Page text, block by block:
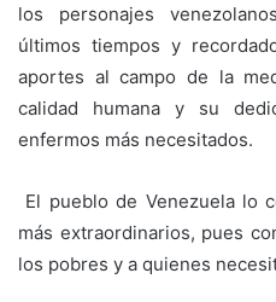
los personajes
últimos tiempos y
aportes al campo de la
calidad humana y su
enfermos más necesitados.
El pueblo de Venezuela lo
más extraordinarios, pues
los pobres y a quienes